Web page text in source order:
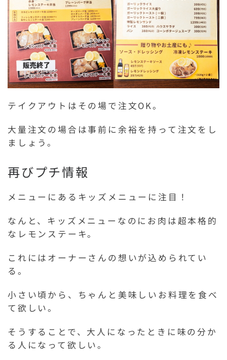
テイクアウトはその場で注文OK。
大量注文の場合は事前に余裕を持って注文をし
ましょう。
再びプチ情報
メニューにあるキッズメニューに注目！
なんと、キッズメニューなのにお肉は超本格的
なレモンステーキ。
これにはオーナーさんの想いが込められてい
る。
小さい頃から、ちゃんと美味しいお料理を食べ
て欲しい。
そうすることで、大人になったときに味の分か
る人になって欲しい。